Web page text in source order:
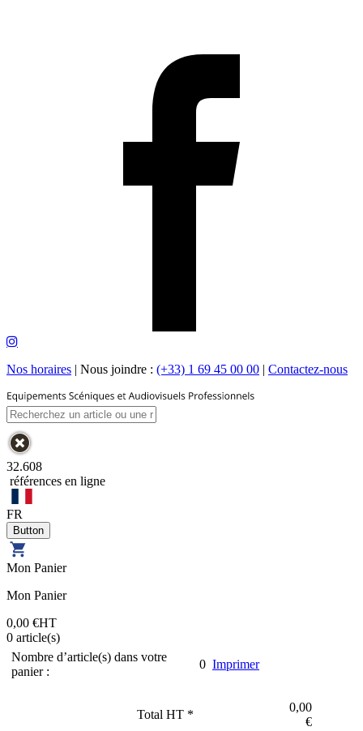
Nos horaires | Nous joindre : (+33) 1 69 45 00 00 | Contactez-nous
32.608
références en ligne
FR
Mon Panier
Mon Panier
0,00 €HT
0 article(s)
Nombre d’article(s) dans votre
panier :
0 Imprimer
Total HT *
0,00
€